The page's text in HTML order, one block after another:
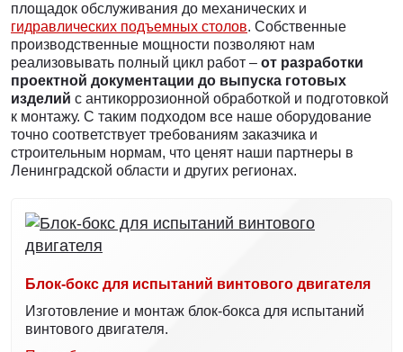
площадок обслуживания до механических и
гидравлических подъемных столов. Собственные
производственные мощности позволяют нам
реализовывать полный цикл работ – от разработки
проектной документации до выпуска готовых
изделий с антикоррозионной обработкой и подготовкой
к монтажу. С таким подходом все наше оборудование
точно соответствует требованиям заказчика и
строительным нормам, что ценят наши партнеры в
Ленинградской области и других регионах.
Блок-бокс для испытаний винтового двигателя
Изготовление и монтаж блок-бокса для испытаний
винтового двигателя.